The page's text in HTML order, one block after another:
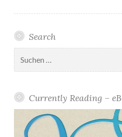
Search
nach:
Currently Reading –